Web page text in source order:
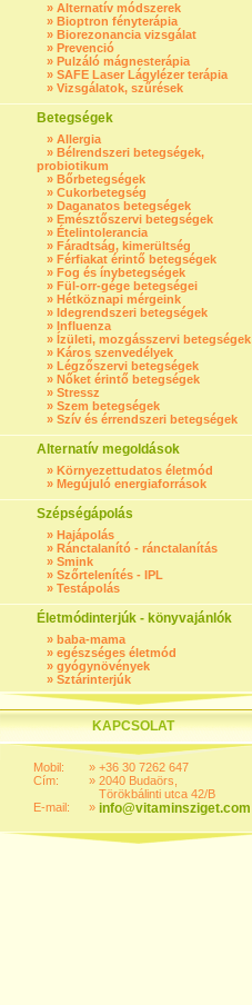
» Alternatív módszerek
» Bioptron fényterápia
» Biorezonancia vizsgálat
» Prevenció
» Pulzáló mágnesterápia
» SAFE Laser Lágylézer terápia
» Vizsgálatok, szűrések
Betegségek
» Allergia
» Bélrendszeri betegségek,
probiotikum
» Bőrbetegségek
» Cukorbetegség
» Daganatos betegségek
» Emésztőszervi betegségek
» Ételintolerancia
» Fáradtság, kimerültség
» Férfiakat érintő betegségek
» Fog és ínybetegségek
» Fül-orr-gége betegségei
» Hétköznapi mérgeink
» Idegrendszeri betegségek
» Influenza
» Ízületi, mozgásszervi betegségek
» Káros szenvedélyek
» Légzőszervi betegségek
» Nőket érintő betegségek
» Stressz
» Szem betegségek
» Szív és érrendszeri betegségek
Alternatív megoldások
» Környezettudatos életmód
» Megújuló energiaforrások
Szépségápolás
» Hajápolás
» Ránctalanító - ránctalanítás
» Smink
» Szőrtelenítés - IPL
» Testápolás
Életmódinterjúk - könyvajánlók
» baba-mama
» egészséges életmód
» gyógynövények
» Sztárinterjúk
KAPCSOLAT
Mobil:
Cím:
E-mail:
»
»
»
+36 30 7262 647
2040 Budaörs,
Törökbálinti utca 42/B
info@vitaminsziget.com